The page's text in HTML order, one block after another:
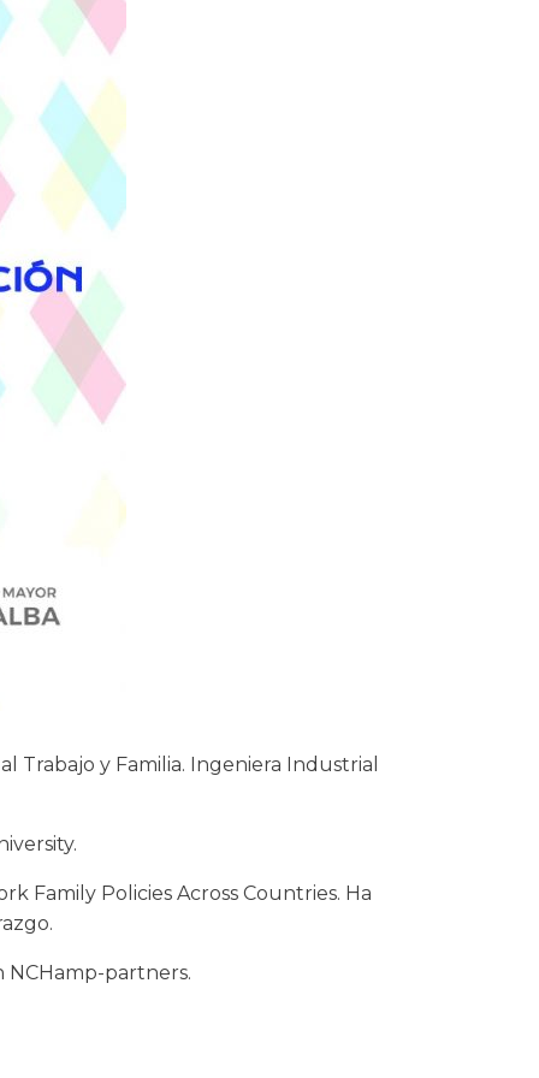
Trabajo y Familia. Ingeniera Industrial
Family Policies Across Countries. Ha
NCHamp-partners.